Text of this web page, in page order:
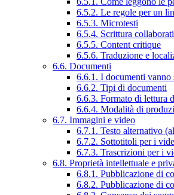
6.5.2. Le regole per un
6.5.3. Microtesti
6.5.4. Scrittura
6.5.5. Content critique
6.5.6. Traduzione e
6.6. Documenti
6.6.1. I documenti vanno
6.6.2. Tipi di documenti
6.6.3. Formato di lettura
6.6.4. Modalità di
6.7. Immagini e video
6.7.1. Testo alternativo
6.7.2. Sottotitoli per i
6.7.3. Trascrizioni per i
6.8. Proprietà intellettuale e
6.8.1. Pubblicazione di
6.8.2. Pubblicazione di